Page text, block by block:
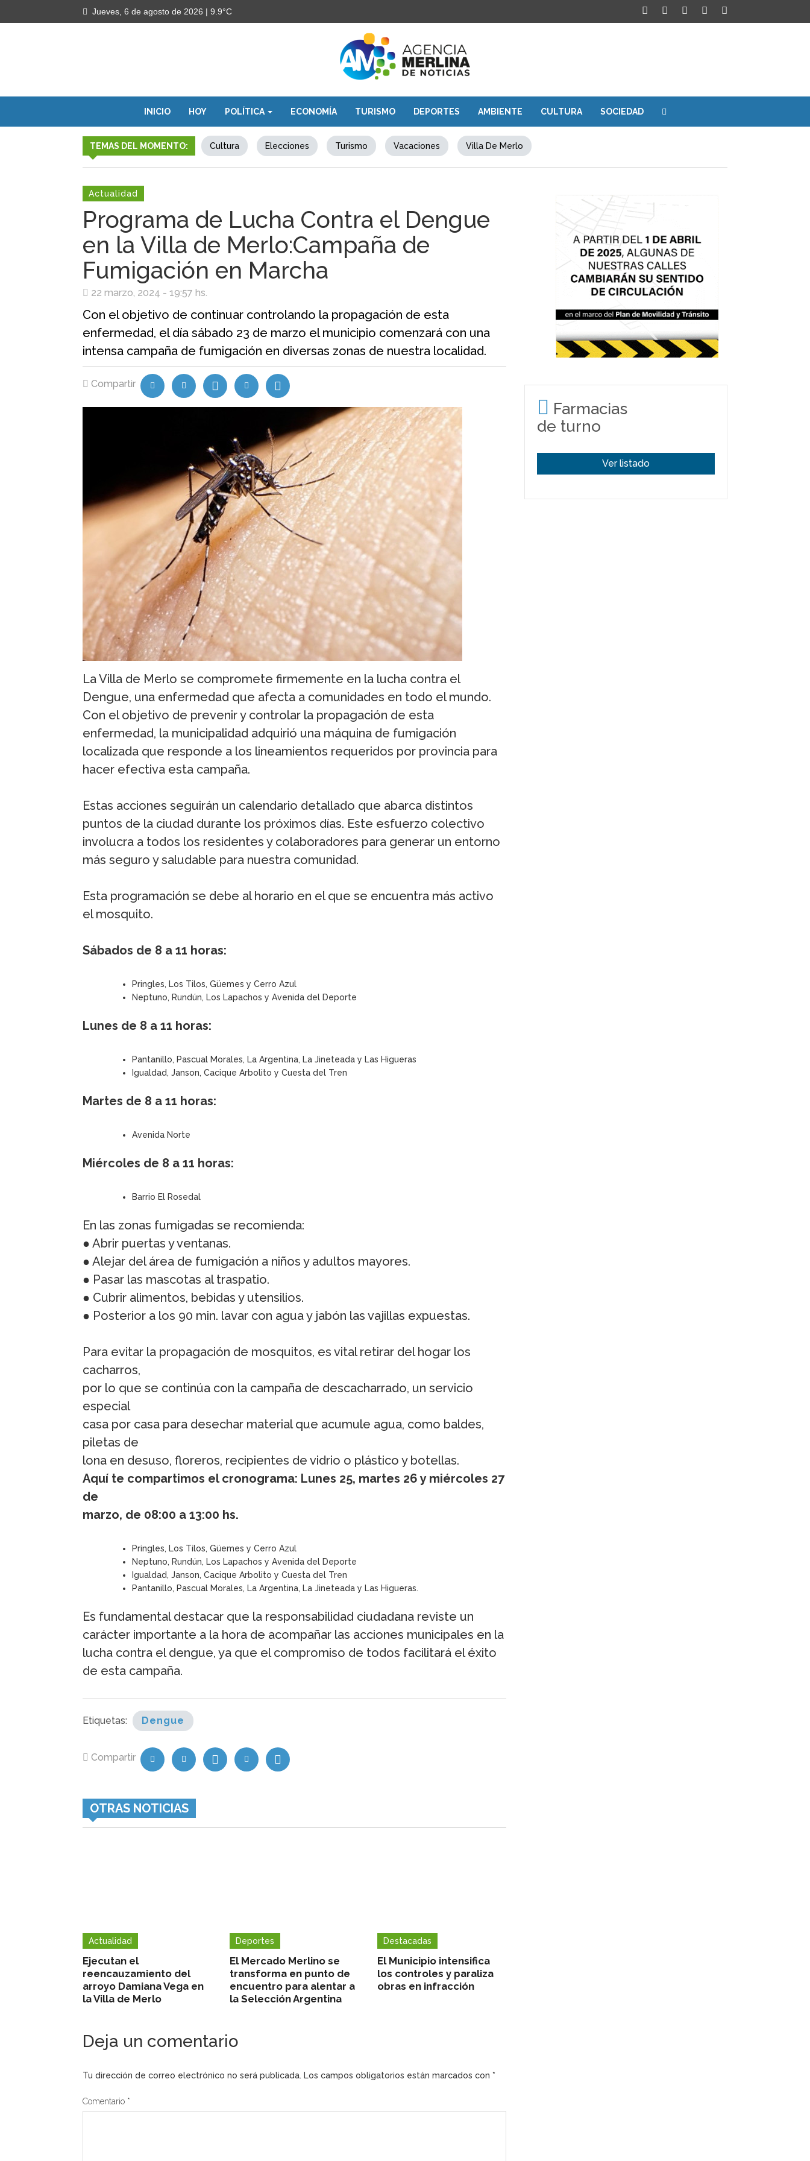
Jueves, 6 de agosto de 2026 | 9.9°C
INICIO HOY POLÍTICA ECONOMÍA TURISMO DEPORTES AMBIENTE CULTURA SOCIEDAD
TEMAS DEL MOMENTO: Cultura Elecciones Turismo Vacaciones Villa De Merlo
Actualidad
Programa de Lucha Contra el Dengue
en la Villa de Merlo:Campaña de
Fumigación en Marcha
22 marzo, 2024 - 19:57 hs.
Con el objetivo de continuar controlando la propagación de esta
enfermedad, el día sábado 23 de marzo el municipio comenzará con una
intensa campaña de fumigación en diversas zonas de nuestra localidad.
Compartir
La Villa de Merlo se compromete firmemente en la lucha contra el
Dengue, una enfermedad que afecta a comunidades en todo el mundo.
Con el objetivo de prevenir y controlar la propagación de esta
enfermedad, la municipalidad adquirió una máquina de fumigación
localizada que responde a los lineamientos requeridos por provincia para
hacer efectiva esta campaña.
Estas acciones seguirán un calendario detallado que abarca distintos
puntos de la ciudad durante los próximos días. Este esfuerzo colectivo
involucra a todos los residentes y colaboradores para generar un entorno
más seguro y saludable para nuestra comunidad.
Esta programación se debe al horario en el que se encuentra más activo
el mosquito.
Sábados de 8 a 11 horas:
Pringles, Los Tilos, Güemes y Cerro Azul
Neptuno, Rundún, Los Lapachos y Avenida del Deporte
Lunes de 8 a 11 horas:
Pantanillo, Pascual Morales, La Argentina, La Jineteada y Las Higueras
Igualdad, Janson, Cacique Arbolito y Cuesta del Tren
Martes de 8 a 11 horas:
Avenida Norte
Miércoles de 8 a 11 horas:
Barrio El Rosedal
En las zonas fumigadas se recomienda:
● Abrir puertas y ventanas.
● Alejar del área de fumigación a niños y adultos mayores.
● Pasar las mascotas al traspatio.
● Cubrir alimentos, bebidas y utensilios.
● Posterior a los 90 min. lavar con agua y jabón las vajillas expuestas.
Para evitar la propagación de mosquitos, es vital retirar del hogar los
cacharros,
por lo que se continúa con la campaña de descacharrado, un servicio
especial
casa por casa para desechar material que acumule agua, como baldes,
piletas de
lona en desuso, floreros, recipientes de vidrio o plástico y botellas.
Aquí te compartimos el cronograma: Lunes 25, martes 26 y miércoles 27
de
marzo, de 08:00 a 13:00 hs.
Pringles, Los Tilos, Güemes y Cerro Azul
Neptuno, Rundún, Los Lapachos y Avenida del Deporte
Igualdad, Janson, Cacique Arbolito y Cuesta del Tren
Pantanillo, Pascual Morales, La Argentina, La Jineteada y Las Higueras.
Es fundamental destacar que la responsabilidad ciudadana reviste un
carácter importante a la hora de acompañar las acciones municipales en la
lucha contra el dengue, ya que el compromiso de todos facilitará el éxito
de esta campaña.
Etiquetas: Dengue
Compartir
OTRAS NOTICIAS
Actualidad
Ejecutan el
reencauzamiento del
arroyo Damiana Vega en
la Villa de Merlo
Deportes
El Mercado Merlino se
transforma en punto de
encuentro para alentar a
la Selección Argentina
Destacadas
El Municipio intensifica
los controles y paraliza
obras en infracción
Deja un comentario
Tu dirección de correo electrónico no será publicada. Los campos obligatorios están marcados con *
Comentario *
Farmacias
de turno
Ver listado